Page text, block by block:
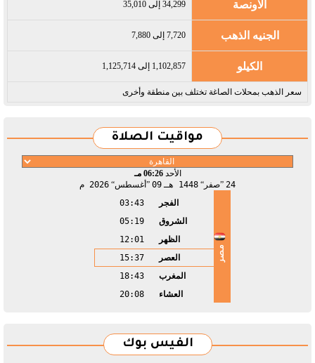
الاونصة 34,299 إلى 35,010
الجنيه الذهب 7,720 إلى 7,880
الكيلو 1,102,857 إلى 1,125,714
سعر الذهب بمحلات الصاغة تختلف بين منطقة وأخرى
مواقيت الصلاة
الأحد06:26 مـ
24
صفر 1448 هـ 09 أغسطس 2026 م
مصر
الفجر
03:43
الشروق
05:19
الظهر
12:01
العصر
15:37
المغرب
18:43
العشاء
20:08
الفيس بوك